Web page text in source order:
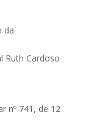
da
Ruth Cardoso
nº 741, de 12